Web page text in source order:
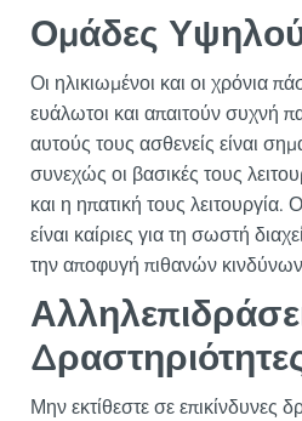
Ομάδες
Οι ηλικιωμένοι και οι χρόνια
ευάλωτοι και απαιτούν συχνή
αυτούς τους ασθενείς είναι
συνεχώς οι βασικές τους
και η ηπατική τους λειτουργία.
είναι καίριες για τη σωστή
την αποφυγή πιθανών
Μην εκτίθεστε σε επικίνδυνες